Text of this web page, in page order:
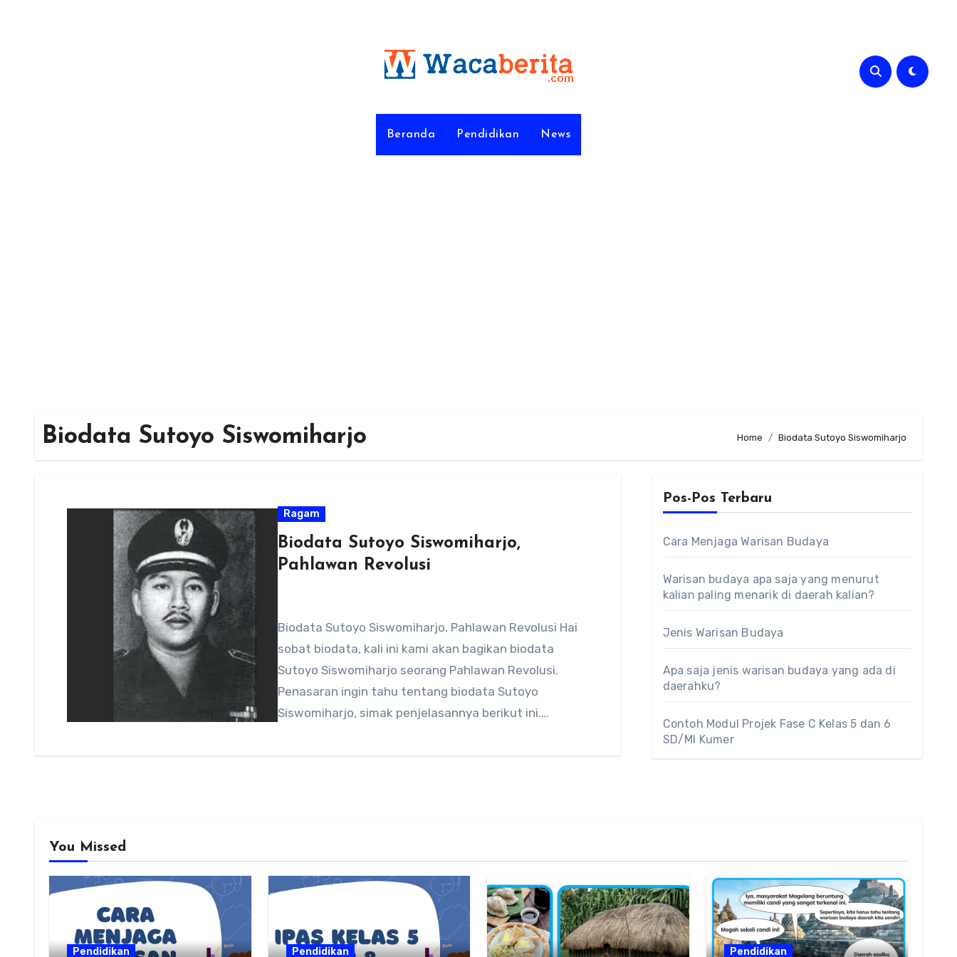
Beranda Pendidikan News
Biodata Sutoyo Siswomiharjo Home Biodata Sutoyo Siswomiharjo
Ragam
Biodata Sutoyo Siswomiharjo,
Pahlawan Revolusi
Biodata Sutoyo Siswomiharjo, Pahlawan Revolusi Hai
sobat biodata, kali ini kami akan bagikan biodata
Sutoyo Siswomiharjo seorang Pahlawan Revolusi.
Penasaran ingin tahu tentang biodata Sutoyo
Siswomiharjo, simak penjelasannya berikut ini.…
Pos-Pos Terbaru
Cara Menjaga Warisan Budaya
Warisan budaya apa saja yang menurut
kalian paling menarik di daerah kalian?
Jenis Warisan Budaya
Apa saja jenis warisan budaya yang ada di
daerahku?
Contoh Modul Projek Fase C Kelas 5 dan 6
SD/MI Kumer
You Missed
Pendidikan Pendidikan Pendidikan